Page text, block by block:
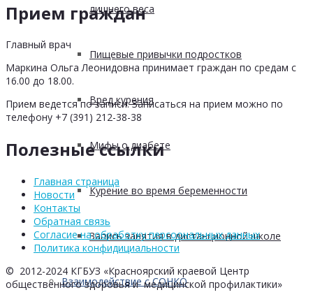
лишнего веса
Пищевые привычки подростков
Вред курения
Мифы о диабете
Курение во время беременности
Запись занятия в дистанционной школе
Взаимодействие с СОНКО
Прием граждан
Главный врач
Маркина Ольга Леонидовна принимает граждан по средам с
16.00 до 18.00.
Прием ведется по записи. Записаться на прием можно по
телефону +7 (391) 212-38-38
Полезные ссылки
Главная страница
Новости
Контакты
Обратная связь
Согласие на обработку персоональных данных
Политика конфидициальности
© 2012-2024 КГБУЗ «Красноярский краевой Центр
общественного здоровья и медицинской профилактики»